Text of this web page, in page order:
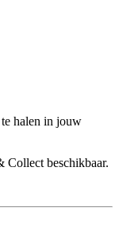
te halen in jouw
beschikbaar.